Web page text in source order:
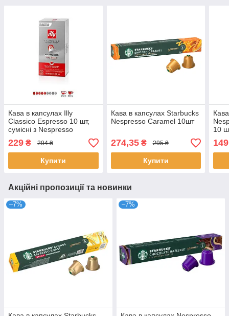
Кава в капсулах Illy
Classico Espresso 10 шт,
сумісні з Nespresso
229 ₴ 294 ₴
Купити
Кава в капсулах Starbucks
Nespresso Caramel 10шт
274,35₴ 295 ₴
Купити
10
149
Акційні пропозиції та новинки
–7% –7%